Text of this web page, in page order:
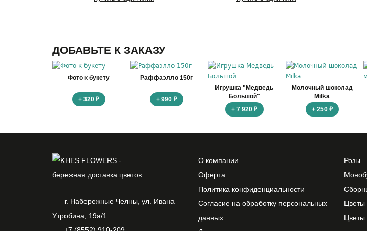
ДОБАВЬТЕ К ЗАКАЗУ
Фото к букету
+ 320 ₽
Раффаэлло 150г
+ 990 ₽
Игрушка "Медведь
Большой"
+ 7 920 ₽
Молочный шоколад
Milka
+ 250 ₽
г. Набережные Челны, ул. Ивана
Утробина, 19а/1
О компании
Оферта
Политика конфиденциальности
Согласие на обработку персональных
данных
Розы
Цветы
Цветы